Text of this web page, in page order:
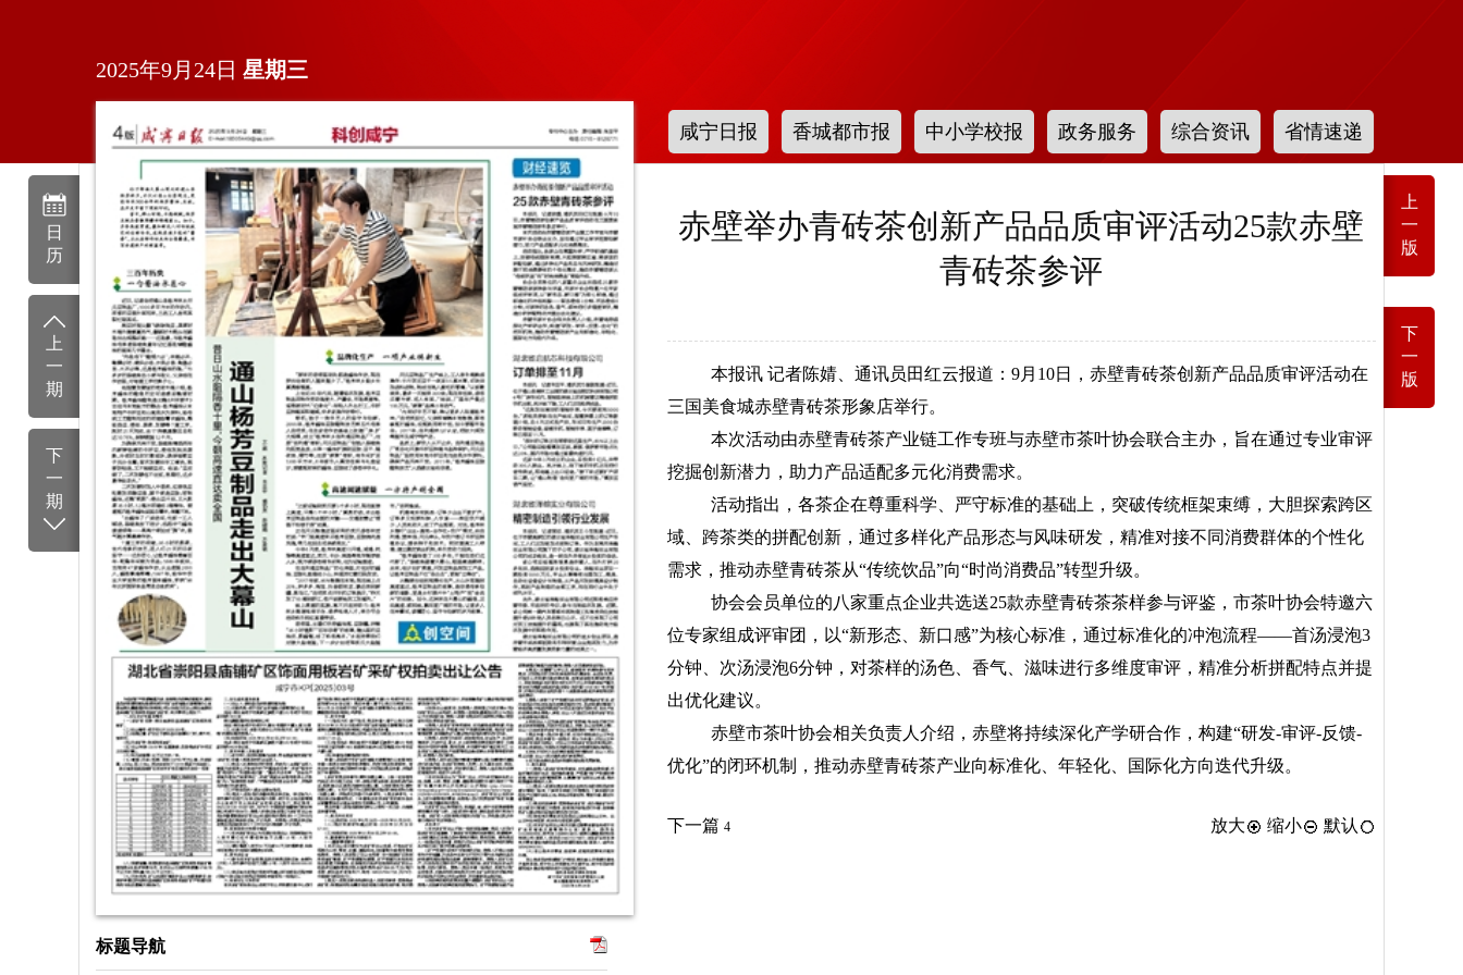
2025年9月24日 星期三
标题导航
日
历
上
一
期
下
一
期
咸宁日报 香城都市报 中小学校报 政务服务 综合资讯 省情速递
上
一
版
下
一
版
赤壁举办青砖茶创新产品品质审评活动25款赤壁
青砖茶参评
本报讯 记者陈婧、通讯员田红云报道：9月10日，赤壁青砖茶创新产品品质审评活动在
三国美食城赤壁青砖茶形象店举行。
本次活动由赤壁青砖茶产业链工作专班与赤壁市茶叶协会联合主办，旨在通过专业审评
挖掘创新潜力，助力产品适配多元化消费需求。
活动指出，各茶企在尊重科学、严守标准的基础上，突破传统框架束缚，大胆探索跨区
域、跨茶类的拼配创新，通过多样化产品形态与风味研发，精准对接不同消费群体的个性化
需求，推动赤壁青砖茶从“传统饮品”向“时尚消费品”转型升级。
协会会员单位的八家重点企业共选送25款赤壁青砖茶茶样参与评鉴，市茶叶协会特邀六
位专家组成评审团，以“新形态、新口感”为核心标准，通过标准化的冲泡流程——首汤浸泡3
分钟、次汤浸泡6分钟，对茶样的汤色、香气、滋味进行多维度审评，精准分析拼配特点并提
出优化建议。
赤壁市茶叶协会相关负责人介绍，赤壁将持续深化产学研合作，构建“研发-审评-反馈-
优化”的闭环机制，推动赤壁青砖茶产业向标准化、年轻化、国际化方向迭代升级。
下一篇 4 放大 缩小 默认